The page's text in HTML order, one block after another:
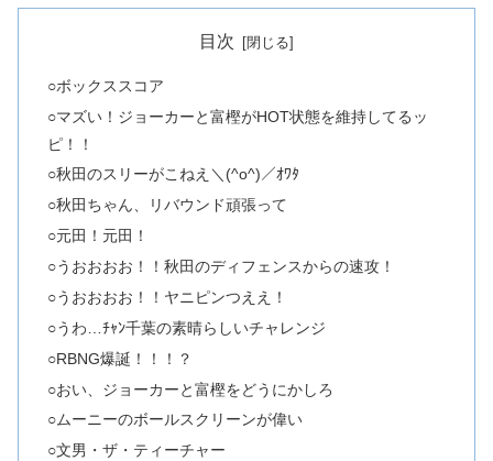
目次
○ボックススコア
○マズい！ジョーカーと富樫がHOT状態を維持してるッ
ピ！！
○秋田のスリーがこねえ＼(^o^)／ｵﾜﾀ
○秋田ちゃん、リバウンド頑張って
○元田！元田！
○うおおおお！！秋田のディフェンスからの速攻！
○うおおおお！！ヤニピンつええ！
○うわ…ﾁｬﾝ千葉の素晴らしいチャレンジ
○RBNG爆誕！！！？
○おい、ジョーカーと富樫をどうにかしろ
○ムーニーのボールスクリーンが偉い
○文男・ザ・ティーチャー